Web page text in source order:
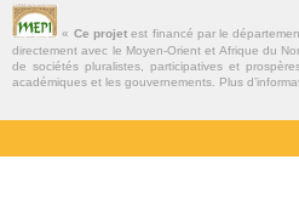
« Ce projetest financé par le
directement avec le Moyen-Orient et Afrique du
de sociétés pluralistes, participatives et
académiques et les gouvernements. Plus